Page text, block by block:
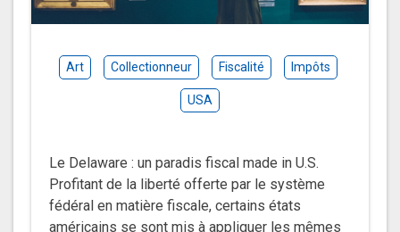
Art Collectionneur Fiscalité Impôts
USA
Le Delaware : un paradis fiscal made in U.S.
Profitant de la liberté offerte par le système
fédéral en matière fiscale, certains états
américains se sont mis à appliquer les mêmes